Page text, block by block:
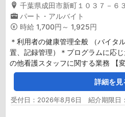
千葉県成田市新町１０３７－６３
パート・アルバイト
時給 1,700円～ 1,925円
＊利用者の健康管理全般 （バイタ
置、記録管理）＊プログラムに応
の他看護スタッフに関する業務 【
詳細を見
受付日：2026年8月6日 紹介期限日